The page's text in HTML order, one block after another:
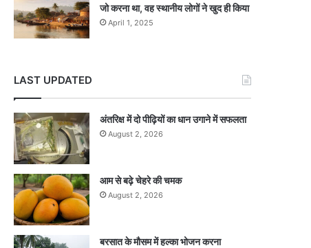
जो करना था, वह स्थानीय लोगों ने खुद ही किया
April 1, 2025
LAST UPDATED
अंतरिक्ष में दो पीढ़ियों का धान उगाने में सफलता
August 2, 2026
आम से बढ़े चेहरे की चमक
August 2, 2026
बरसात के मौसम में हल्का भोजन करना